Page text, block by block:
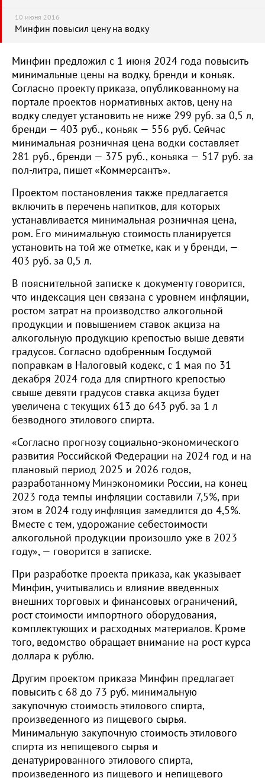
10 июня 2016
Минфин повысил цену на водку
Минфин предложил с 1 июня 2024 года повысить
минимальные цены на водку, бренди и коньяк.
Согласно проекту приказа, опубликованному на
портале проектов нормативных актов, цену на
водку следует установить не ниже 299 руб. за 0,5 л,
бренди — 403 руб., коньяк — 556 руб. Сейчас
минимальная розничная цена водки составляет
281 руб., бренди — 375 руб., коньяка — 517 руб. за
пол-литра, пишет «Коммерсантъ».
Проектом постановления также предлагается
включить в перечень напитков, для которых
устанавливается минимальная розничная цена,
ром. Его минимальную стоимость планируется
установить на той же отметке, как и у бренди, —
403 руб. за 0,5 л.
В пояснительной записке к документу говорится,
что индексация цен связана с уровнем инфляции,
ростом затрат на производство алкогольной
продукции и повышением ставок акциза на
алкогольную продукцию крепостью выше девяти
градусов. Согласно одобренным Госдумой
поправкам в Налоговый кодекс, с 1 мая по 31
декабря 2024 года для спиртного крепостью
свыше девяти градусов ставка акциза будет
увеличена с текущих 613 до 643 руб. за 1 л
безводного этилового спирта.
«Согласно прогнозу социально-экономического
развития Российской Федерации на 2024 год и на
плановый период 2025 и 2026 годов,
разработанному Минэкономики России, на конец
2023 года темпы инфляции составили 7,5%, при
этом в 2024 году инфляция замедлится до 4,5%.
Вместе с тем, удорожание себестоимости
алкогольной продукции произошло уже в 2023
году», — говорится в записке.
При разработке проекта приказа, как указывает
Минфин, учитывались и влияние введенных
внешних торговых и финансовых ограничений,
рост стоимости импортного оборудования,
комплектующих и расходных материалов. Кроме
того, ведомство обращает внимание на рост курса
доллара к рублю.
Другим проектом приказа Минфин предлагает
повысить с 68 до 73 руб. минимальную
закупочную стоимость этилового спирта,
произведенного из пищевого сырья.
Минимальную закупочную стоимость этилового
спирта из непищевого сырья и
денатурированного этилового спирта,
произведенного из пищевого и непищевого